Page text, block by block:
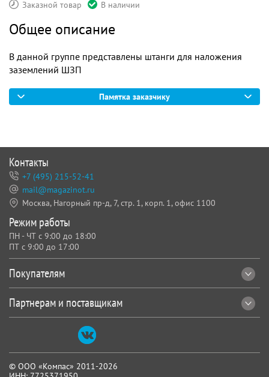
Заказной товар В наличии
Общее описание
В данной группе представлены штанги для наложения
заземлений ШЗП
Памятка заказчику
© ООО «Компас» 2011-2026
Покупателям
Партнерам и поставщикам
Контакты
+7 (495) 215-52-41
mail@magazinot.ru
Москва, Нагорный пр-д, 7, стр. 1, корп. 1, офис 1100
Режим работы
ПН - ЧТ с 9:00 до 18:00
ПТ с 9:00 до 17:00